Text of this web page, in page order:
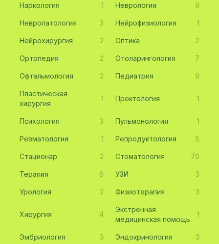
Наркология 1 Неврология 9
Невропатология 3 Нейрофизиология 1
Нейрохирургия 2 Оптика 2
Ортопедия 2 Отоларингология 7
Офтальмология 2 Педиатрия 9
Пластическая
хирургия
1 Проктология 1
Психология 3 Пульмонология 1
Ревматология 1 Репродуктология 5
Стационар 2 Стоматология 70
Терапия 6 УЗИ 3
Урология 2 Физиотерапия 3
Хирургия 4
Экстренная
медицинская помощь
1
Эмбриология 3 Эндокринология 3